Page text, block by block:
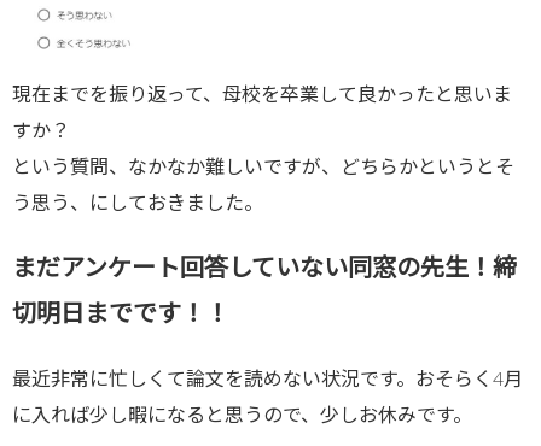
現在までを振り返って、母校を卒業して良かったと思いま
すか？
という質問、なかなか難しいですが、どちらかというとそ
う思う、にしておきました。
まだアンケート回答していない同窓の先生！締
切明日までです！！
最近非常に忙しくて論文を読めない状況です。おそらく4月
に入れば少し暇になると思うので、少しお休みです。